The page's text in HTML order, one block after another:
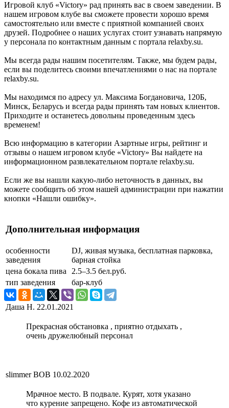
Игровой клуб «Victory» рад принять вас в своем заведении. В
нашем игровом клубе вы сможете провести хорошо время
самостоятельно или вместе с приятной компанией своих
друзей. Подробнее о наших услугах стоит узнавать напрямую
у персонала по контактным данным с портала relaxby.su.
Мы всегда рады нашим посетителям. Также, мы будем рады,
если вы поделитесь своими впечатлениями о нас на портале
relaxby.su.
Мы находимся по адресу ул. Максима Богдановича, 120Б,
Минск, Беларусь и всегда рады принять там новых клиентов.
Приходите и останетесь довольны проведенным здесь
временем!
Всю информацию в категории Азартные игры, рейтинг и
отзывы о нашем игровом клубе «Victory» Вы найдете на
информационном развлекательном портале relaxby.su.
Если же вы нашли какую-либо неточность в данных, вы
можете сообщить об этом нашей администрации при нажатии
кнопки «Нашли ошибку».
Дополнительная информация
особенности
заведения
DJ, живая музыка, бесплатная парковка,
барная стойка
цена бокала пива
2.5–3.5 бел.руб.
тип заведения
бар-клуб
Даша Н. 22.01.2021
Прекрасная обстановка , приятно отдыхать ,
очень дружелюбный персонал
slimmer BOB 10.02.2020
Мрачное место. В подвале. Курят, хотя указано
что курение запрещено. Кофе из автоматической